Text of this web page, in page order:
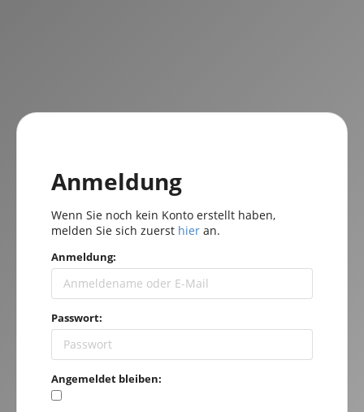
Anmeldung
Wenn Sie noch kein Konto erstellt haben,
melden Sie sich zuerst hier an.
Anmeldung:
Passwort:
Angemeldet bleiben: